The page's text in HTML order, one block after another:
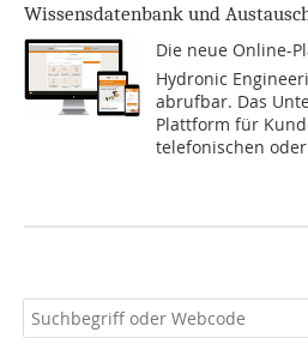
Wissensdatenbank und
Die neue Online-
Hydronic
abrufbar. Das
Plattform für
telefonischen